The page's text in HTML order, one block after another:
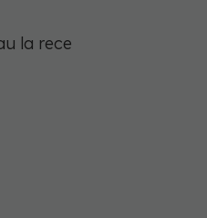
la rece